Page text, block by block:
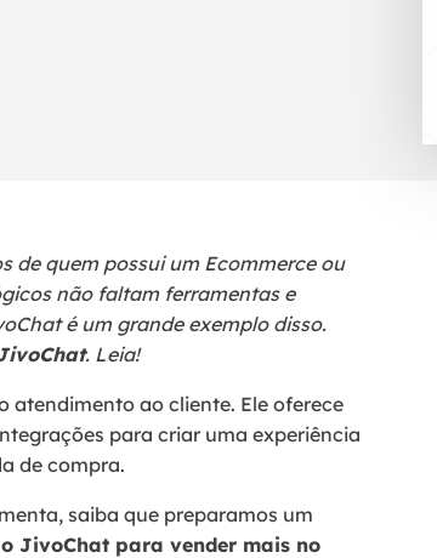
de quem possui um Ecommerce ou
não faltam ferramentas e
é um grande exemplo disso.
. Leia!
ao cliente. Ele oferece
para criar uma experiência
de compra.
saiba que preparamos um
JivoChat para vender mais no